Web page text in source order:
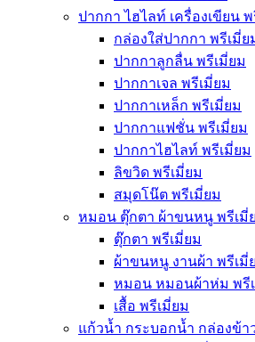
ปากกา ไฮไลท์ เครื่องเขียน พ
กล่องใส่ปากกา พรีเมี่ย
ปากกาลูกลื่น พรีเมี่ยม
ปากกาเจล พรีเมี่ยม
ปากกาเหล็ก พรีเมี่ยม
ปากกาแฟชั่น พรีเมี่ยม
ปากกาไฮไลท์ พรีเมี่ยม
ลิขวิด พรีเมี่ยม
สมุดโน๊ต พรีเมี่ยม
หมอน ตุ๊กตา ผ้าขนหนู พรีเมี่
ตุ๊กตา พรีเมี่ยม
ผ้าขนหนู งานผ้า พรีเมี่
หมอน หมอนผ้าห่ม พรี
เสื้อ พรีเมี่ยม
แก้วน้ำ กระบอกน้ำ กล่องข้า